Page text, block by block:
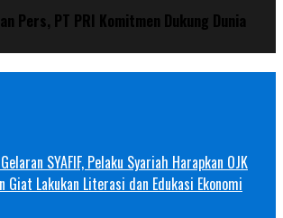
Pers, PT PRI Komitmen Dukung Dunia
SYAFIF, Pelaku Syariah Harapkan OJK
Giat Lakukan Literasi dan Edukasi Ekonomi